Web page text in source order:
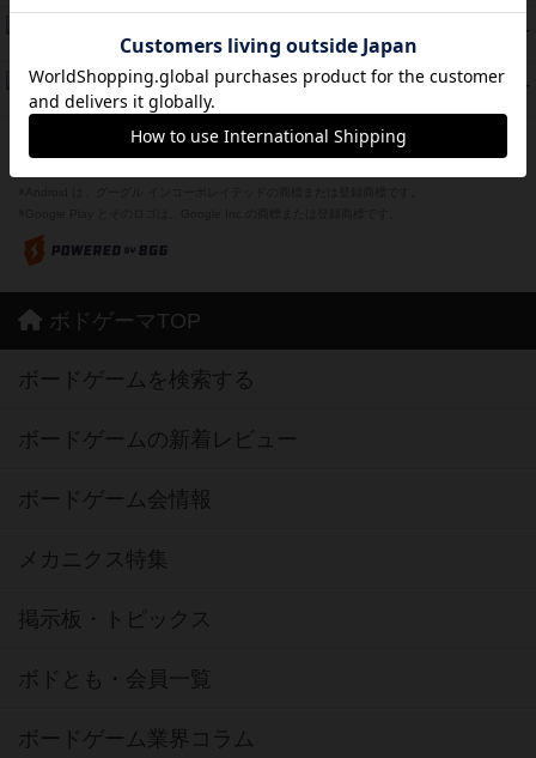
PT
紹介文なし 1件の投稿
37 PT
フリップ７：復讐心とともに
紹介文なし 2件の投稿
※Apple、Apple のロゴ は、米国および他の国々で登録されたApple Inc.の商標です。
ボドゲーマTOP
ボードゲームを検索する
ボードゲームの新着レビュー
ボードゲーム会情報
メカニクス特集
掲示板・トピックス
ボドとも・会員一覧
ボードゲーム業界コラム